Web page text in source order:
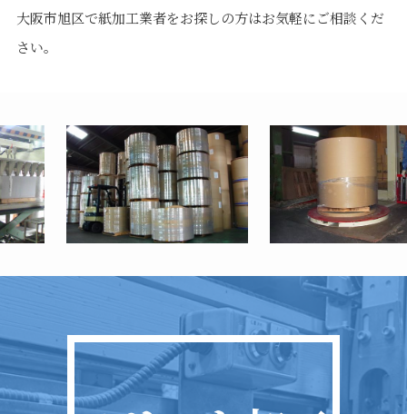
大阪市旭区で紙加工業者をお探しの方はお気軽にご相談くだ
さい。